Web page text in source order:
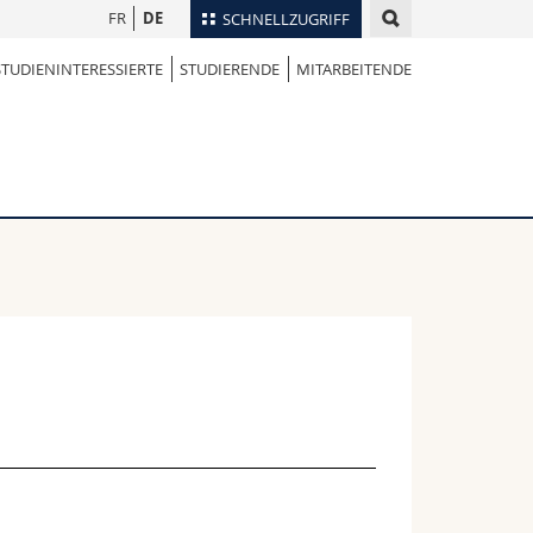
SCHNELLZUGRIFF
Personenverzeichnis
Vorlesungsverzeichnis
FR DE
STUDIERENDE MITARBEITENDE